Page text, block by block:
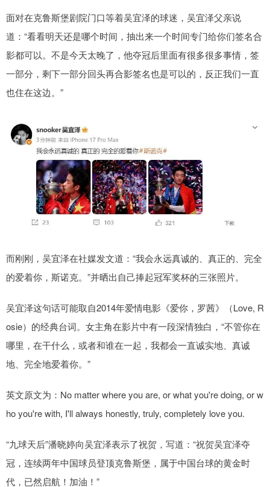
面对在克鲁斯堡剧院门口等着吴宜泽的球迷，吴宜泽父亲说
道：“看看明天还是哪个时间，抽出来一个时间专门给你们签名合
影都可以。不是今天太晚了，他夺冠后里面有很多很多事情，签
一部分，剩下一部分回头再合影签名也是可以的，反正我们一直
也住在这边。”
而刚刚，吴宜泽在社媒发文道：“我会永远真诚的、真正的、完全
的爱着你，斯诺克。”并晒出自己捧起冠军奖杯的三张照片。
吴宜泽这句话可能取自2014年爱情电影《爱你，罗茜》（Love, R
osie）的经典台词。女主角在影片中有一段深情独白，“不管你在
哪里，在干什么，或者和谁在一起，我都会一直诚实地、真诚
地、完全地爱着你。”
英文原文为：No matter where you are, or what you're doing, or w
ho you're with, I'll always honestly, truly, completely love you.
“九球天后”潘晓婷向吴宜泽表示了祝贺，写道：“祝贺吴宜泽夺
冠，连续两年中国球员登顶克鲁斯堡，属于中国台球的黄金时
代，已然启航！加油！”